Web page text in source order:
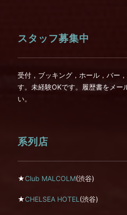
スタッフ募集中
受付，ブッキング，ホール，バー
す。未経験OKです。履歴書をメー
い。
系列店
★Club MALCOLM(渋谷)
★CHELSEA HOTEL (渋谷)